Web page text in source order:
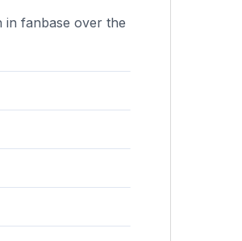
in fanbase over the